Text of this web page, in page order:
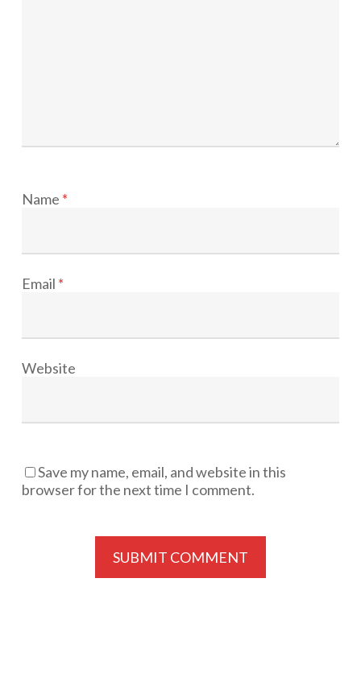
Name *
Email *
Website
Save my name, email, and website in this
browser for the next time I comment.